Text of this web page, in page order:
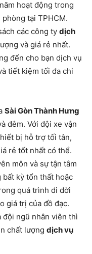
hoạt động trong
tại TPHCM.
các công ty dịch
và giá rẻ nhất.
đến cho bạn dịch vụ
tiết kiệm tối đa chi
Sài Gòn Thành Hưng
đêm. Với đội xe vận
bị hỗ trợ tối tân,
rẻ tốt nhất có thể.
môn và sự tận tâm
bất kỳ tổn thất hoặc
quá trình di dời
giá trị của đồ đạc.
đội ngũ nhân viên thì
chất lượng dịch vụ